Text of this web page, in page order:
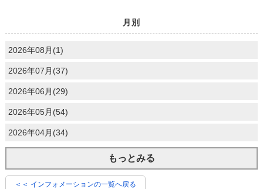
月別
2026年08月(1)
2026年07月(37)
2026年06月(29)
2026年05月(54)
2026年04月(34)
もっとみる
＜＜ インフォメーションの一覧へ戻る